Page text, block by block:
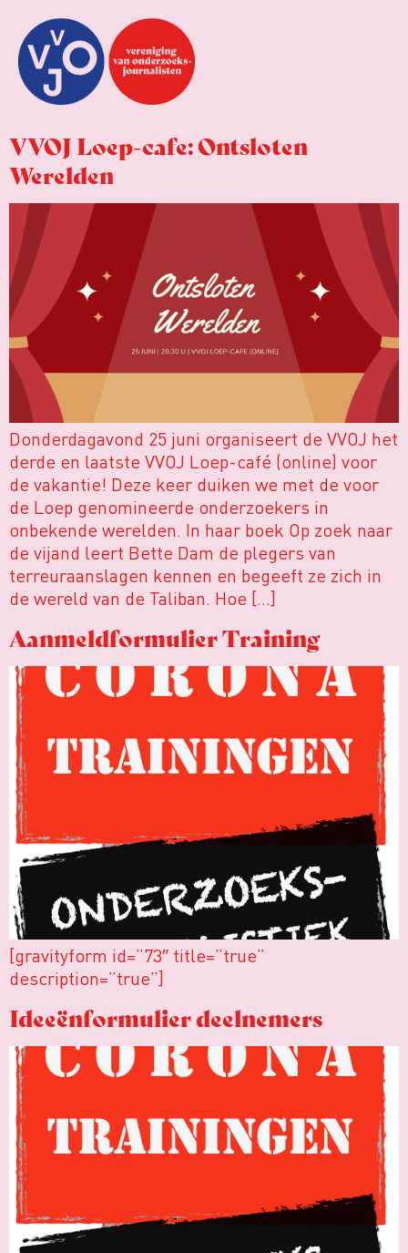
VVOJ Loep-cafe: Ontsloten
Werelden
Donderdagavond 25 juni organiseert de VVOJ het
derde en laatste VVOJ Loep-café (online) voor
de vakantie! Deze keer duiken we met de voor
de Loep genomineerde onderzoekers in
onbekende werelden. In haar boek Op zoek naar
de vijand leert Bette Dam de plegers van
terreuraanslagen kennen en begeeft ze zich in
de wereld van de Taliban. Hoe […]
Aanmeldformulier Training
[gravityform id=”73″ title=”true”
description=”true”]
Ideeënformulier deelnemers